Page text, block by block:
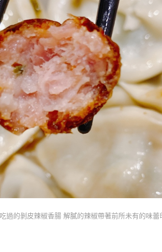
過的剝皮辣椒香腸 解膩的辣椒帶著前所未有的味